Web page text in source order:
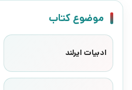
موضوع کتاب
ادبیات ایرلند